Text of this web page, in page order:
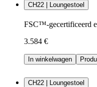
CH22 | Loungestoel
FSC™-gecertificeerd
3.584 €
In winkelwagen
CH22 | Loungestoel